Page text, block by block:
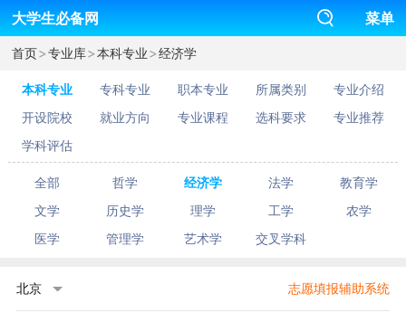
大学生必备网 菜单
首页>专业库>本科专业>经济学
本科专业 专科专业 职本专业 所属类别
专业介绍
开设院校
就业方向 专业课程 选科要求
专业推荐
学科评估
全部 哲学 经济学 法学
教育学
文学
历史学 理学 工学
农学
医学
管理学 艺术学 交叉学科
北京 志愿填报辅助系统